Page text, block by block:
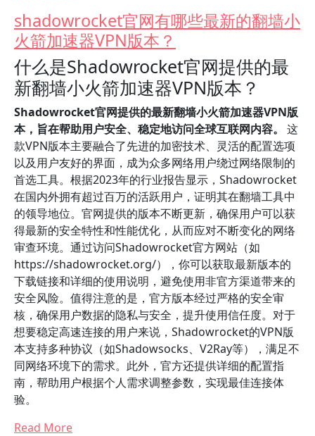
shadowrocket官网有哪些最新的翻墙小
火箭加速器VPN版本？
什么是Shadowrocket官网提供的最
新翻墙小火箭加速器VPN版本？
Shadowrocket官网提供的最新翻墙小火箭加速器VPN版
本，旨在帮助用户安全、稳定地访问全球互联网内容。
这
款VPN版本主要融合了先进的加密技术、灵活的配置选项
以及用户友好的界面，成为众多网络用户绕过网络限制的
首选工具。根据2023年的行业报告显示，Shadowrocket
在国内外拥有超过百万的活跃用户，证明其在翻墙工具中
的领导地位。官网提供的版本不断更新，确保用户可以获
得最新的安全特性和性能优化，从而应对不断变化的网络
审查环境。通过访问Shadowrocket官方网站（如
https://shadowrocket.org/），你可以获取最新版本的
下载链接和详细的使用说明，避免使用非官方渠道带来的
安全风险。值得注意的是，官方版本经过严格的安全审
核，确保用户数据的隐私与安全，提升使用信任度。对于
想要稳定高速连接的用户来说，Shadowrocket的VPN版
本支持多种协议（如Shadowsocks、V2Ray等），满足不
同网络环境下的需求。此外，官方还提供详细的配置指
南，帮助用户根据个人需求调整参数，实现最佳连接体
验。
Read More